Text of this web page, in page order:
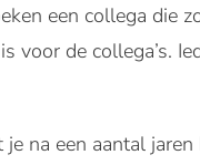
een collega die
voor de collega’s.
na een aantal